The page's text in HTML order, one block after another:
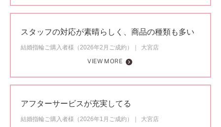
スタッフの対応が素晴らしく、商品の種類も多い
結婚指輪ご購入者様（2026年2月ご成約）
大宮店
VIEW MORE
アフターサービスが充実してる
結婚指輪ご購入者様（2026年1月ご成約）
大宮店